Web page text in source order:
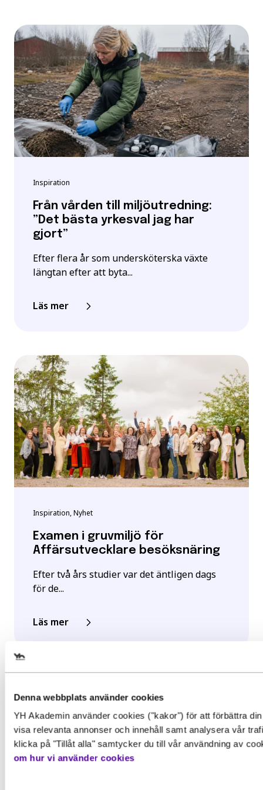
Denna webbplats använder cookies
YH Akademin använder cookies ("kakor") för att förbättra
visa relevanta annonser och innehåll samt analysera vår
klicka på "Tillåt alla" samtycker du till vår användning av
om hur vi använder cookies
Inspiration
Från vården till miljöutredning:
”Det bästa yrkesval jag har
gjort”
Efter flera år som undersköterska växte
längtan efter att byta...
Läs mer
Inspiration, Nyhet
Examen i gruvmiljö för
Affärsutvecklare besöksnäring
Efter två års studier var det äntligen dags
för de...
Läs mer
Välj det startdatum som passar
Gör en intresseanmälan för att
mer information om den här
utbildningen
Behörighet. Det här behöver du